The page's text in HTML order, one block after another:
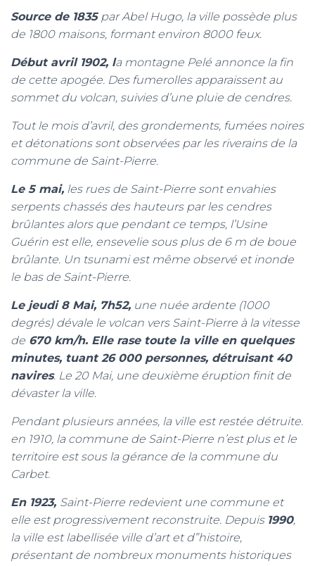
Source de 1835par Abel Hugo, la ville possède plus
de 1800 maisons, formant environ 8000 feux.
Début avril 1902, la montagne Pelé annonce la fin
de cette apogée. Des fumerolles apparaissent au
sommet du volcan, suivies d’une pluie de cendres.
Tout le mois d’avril, des grondements, fumées noires
et détonations sont observées par les riverains de la
commune de Saint-Pierre.
Le 5 mai, les rues de Saint-Pierre sont envahies
serpents chassés des hauteurs par les cendres
brûlantes alors que pendant ce temps, l’Usine
Guérin est elle, ensevelie sous plus de 6 m de boue
brûlante. Un tsunami est même observé et inonde
le bas de Saint-Pierre.
Le jeudi 8 Mai, 7h52, une nuée ardente (1000
degrés) dévale le volcan vers Saint-Pierre à la vitesse
de 670 km/h. Elle rase toute la ville en quelques
minutes, tuant 26 000 personnes, détruisant 40
navires. Le 20 Mai, une deuxième éruption finit de
dévaster la ville.
Pendant plusieurs années, la ville est restée détruite.
en 1910, la commune de Saint-Pierre n’est plus et le
territoire est sous la gérance de la commune du
Carbet.
En 1923, Saint-Pierre redevient une commune et
elle est progressivement reconstruite. Depuis 1990,
la ville est labellisée ville d’art et d”histoire,
présentant de nombreux monuments historiques